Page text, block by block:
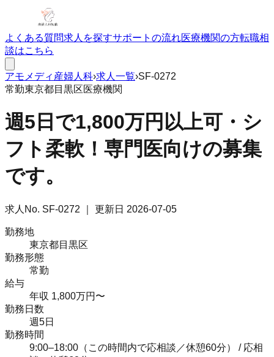
よくある質問求人を探すサポートの流れ医療機関の方転職相
談はこちら
アモメディ 産婦人科›求人一覧›SF-0272
常勤東京都目黒区医療機関
週5日で1,800万円以上可・シ
フト柔軟！専門医向けの募集
です。
求人No. SF-0272 ｜ 更新日 2026-07-05
勤務地
東京都目黒区
勤務形態
常勤
給与
年収 1,800万円〜
勤務日数
週5日
勤務時間
9:00–18:00（この時間内で応相談／休憩60分） / 応相